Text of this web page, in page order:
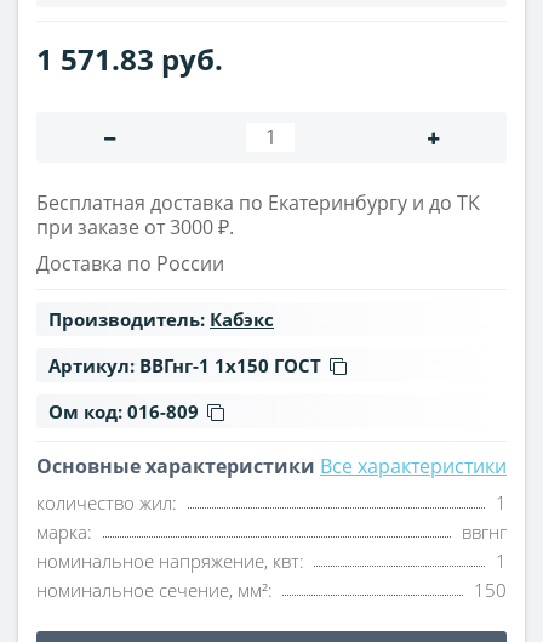
1 571.83 руб.
Бесплатная доставка по Екатеринбургу и до ТК
при заказе от 3000 ₽.
Доставка по России
Производитель: Кабэкс
Артикул: ВВГнг-1 1х150 ГОСТ
Ом код: 016-809
Основные характеристики Все характеристики
количество жил:
1
марка:
ввгнг
номинальное напряжение, квт:
1
номинальное сечение, мм²:
150